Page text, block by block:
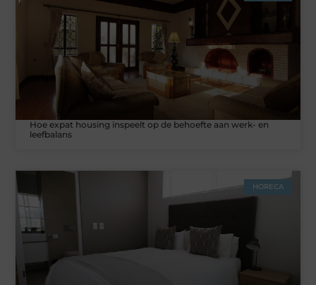
Hoe expat housing inspeelt op de behoefte aan werk- en
leefbalans
HORECA